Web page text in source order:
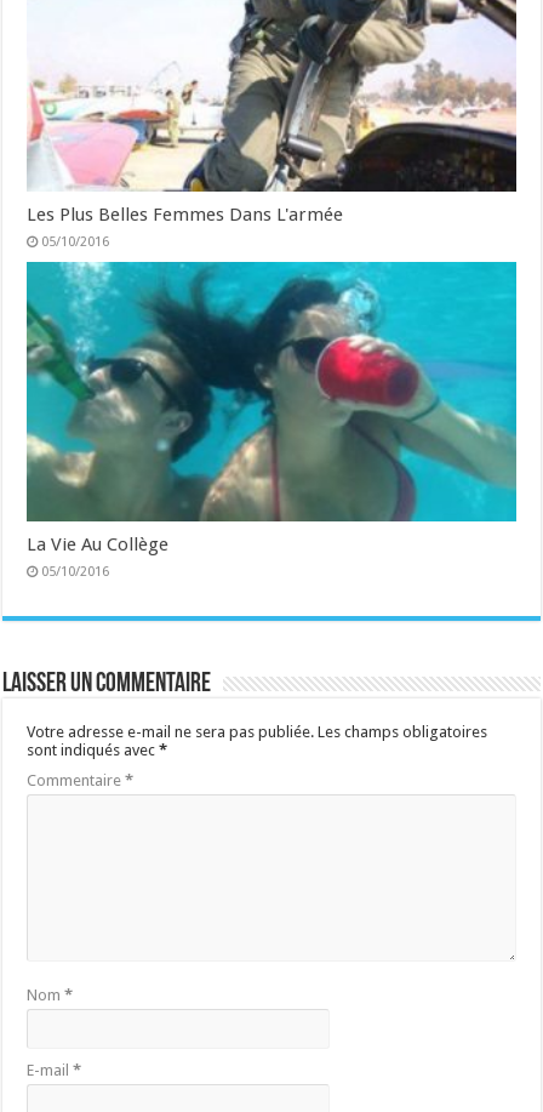
Les Plus Belles Femmes Dans L'armée
05/10/2016
La Vie Au Collège
05/10/2016
Laisser un commentaire
Votre adresse e-mail ne sera pas publiée. Les champs obligatoires
sont indiqués avec*
Commentaire*
Nom*
E-mail*